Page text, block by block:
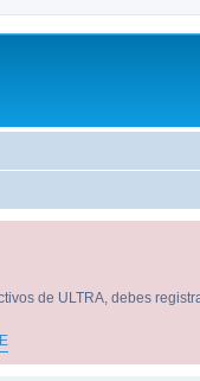
de ULTRA, debes